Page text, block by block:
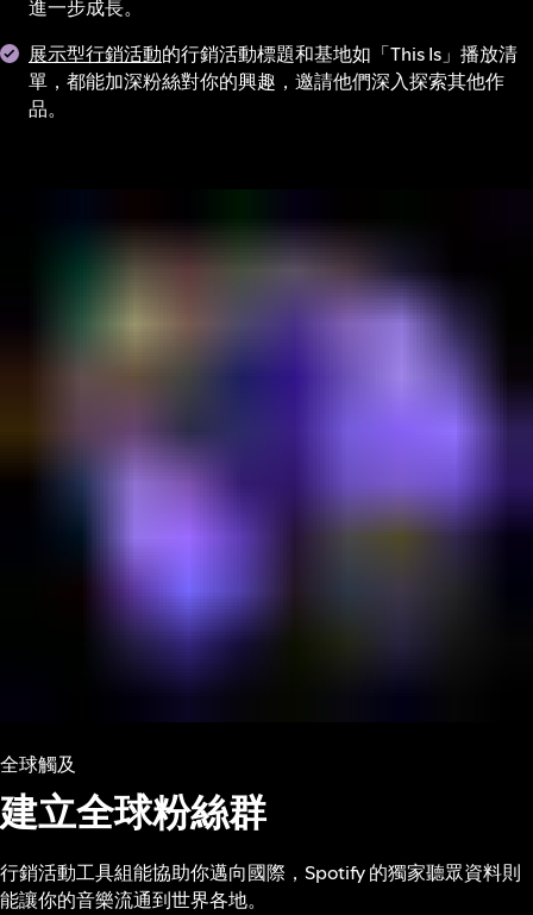
進一步成長。
展示型行銷活動的行銷活動標題和基地如「This Is」播放清
單，都能加深粉絲對你的興趣，邀請他們深入探索其他作
品。
全球觸及
建立全球粉絲群
行銷活動工具組能協助你邁向國際，Spotify 的獨家聽眾資料則
能讓你的音樂流通到世界各地。